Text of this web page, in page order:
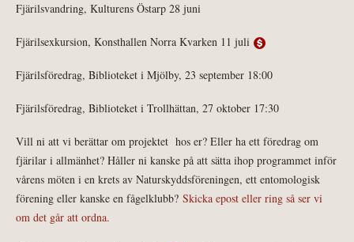
Fjärilsvandring, Kulturens Östarp 28 juni
Fjärilsexkursion, Konsthallen Norra Kvarken 11 juli
Fjärilsföredrag, Biblioteket i Mjölby, 23 september 18:00
Fjärilsföredrag, Biblioteket i Trollhättan, 27 oktober 17:30
Vill ni att vi berättar om projektet hos er? Eller ha ett föredrag om
fjärilar i allmänhet? Håller ni kanske på att sätta ihop programmet inför
vårens möten i en krets av Naturskyddsföreningen, ett entomologisk
förening eller kanske en fågelklubb? Skicka epost eller ring så ser vi
om det går att ordna.